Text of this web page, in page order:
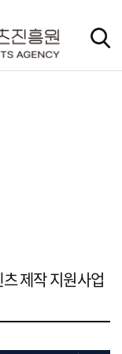
제작 지원사업